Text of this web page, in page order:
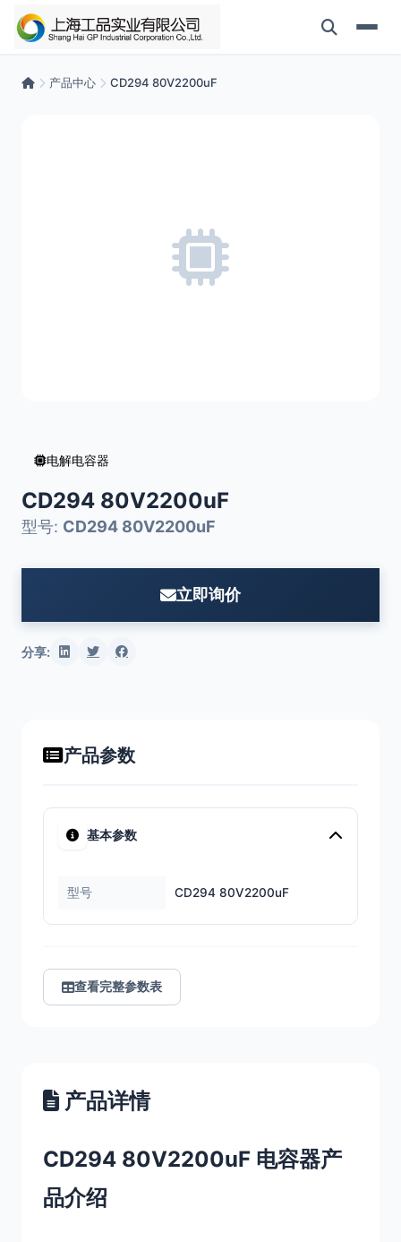
产品中心 CD294 80V2200uF
电解电容器
CD294 80V2200uF
型号: CD294 80V2200uF
立即询价
分享:
产品参数
基本参数
型号 CD294 80V2200uF
查看完整参数表
产品详情
CD294 80V2200uF 电容器产
品介绍